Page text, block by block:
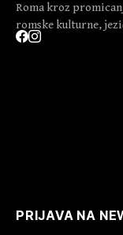
Roma kroz
romske kulturne,
PRIJAVA NA